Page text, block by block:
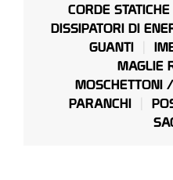
CORDE STATICHE
DISSIPATORI DI
GUANTI
MAGLIE
MOSCHETTONI
PARANCHI